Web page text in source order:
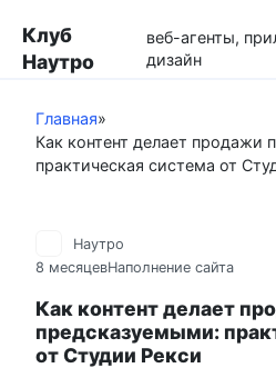
контенту
Клуб
Наутро
веб-агенты,
дизайн
Главная»
Как контент делает продажи
практическая система от
Наутро
8 месяцевНаполнение сайта
Как контент делает
предсказуемыми:
от Студии Рекси